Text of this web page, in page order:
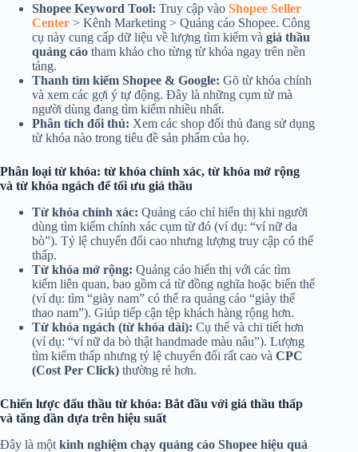
Shopee Keyword Tool: Truy cập vào Shopee Seller
Center > Kênh Marketing > Quảng cáo Shopee. Công
cụ này cung cấp dữ liệu về lượng tìm kiếm và giá thầu
quảng cáo tham khảo cho từng từ khóa ngay trên nền
tảng.
Thanh tìm kiếm Shopee & Google: Gõ từ khóa chính
và xem các gợi ý tự động. Đây là những cụm từ mà
người dùng đang tìm kiếm nhiều nhất.
Phân tích đối thủ: Xem các shop đối thủ đang sử dụng
từ khóa nào trong tiêu đề sản phẩm của họ.
Phân loại từ khóa: từ khóa chính xác, từ khóa mở rộng
và từ khóa ngách để tối ưu giá thầu
Từ khóa chính xác: Quảng cáo chỉ hiển thị khi người
dùng tìm kiếm chính xác cụm từ đó (ví dụ: “ví nữ da
bò”). Tỷ lệ chuyển đổi cao nhưng lượng truy cập có thể
thấp.
Từ khóa mở rộng: Quảng cáo hiển thị với các tìm
kiếm liên quan, bao gồm cả từ đồng nghĩa hoặc biến thể
(ví dụ: tìm “giày nam” có thể ra quảng cáo “giày thể
thao nam”). Giúp tiếp cận tệp khách hàng rộng hơn.
Từ khóa ngách (từ khóa dài): Cụ thể và chi tiết hơn
(ví dụ: “ví nữ da bò thật handmade màu nâu”). Lượng
tìm kiếm thấp nhưng tỷ lệ chuyển đổi rất cao và CPC
(Cost Per Click) thường rẻ hơn.
Chiến lược đấu thầu từ khóa: Bắt đầu với giá thầu thấp
và tăng dần dựa trên hiệu suất
Đây là một kinh nghiệm chạy quảng cáo Shopee hiệu quả